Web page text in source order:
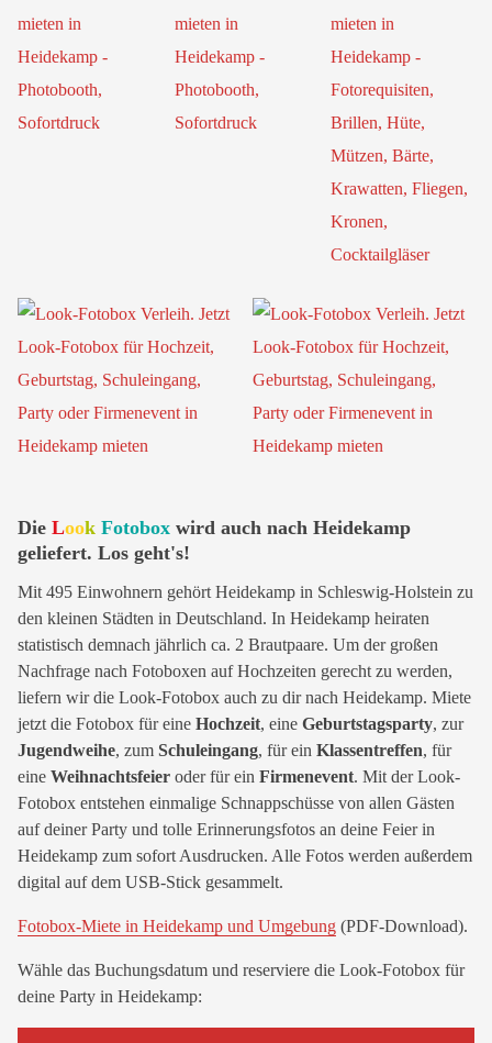
Die Look Fotobox wird auch nach Heidekamp
geliefert. Los geht's!
Mit 495 Einwohnern gehört Heidekamp in Schleswig-Holstein zu
den kleinen Städten in Deutschland. In Heidekamp heiraten
statistisch demnach jährlich ca. 2 Brautpaare. Um der großen
Nachfrage nach Fotoboxen auf Hochzeiten gerecht zu werden,
liefern wir die Look-Fotobox auch zu dir nach Heidekamp. Miete
jetzt die Fotobox für eine Hochzeit, eine Geburtstagsparty, zur
Jugendweihe, zum Schuleingang, für ein Klassentreffen, für
eine Weihnachtsfeier oder für ein Firmenevent. Mit der Look-
Fotobox entstehen einmalige Schnappschüsse von allen Gästen
auf deiner Party und tolle Erinnerungsfotos an deine Feier in
Heidekamp zum sofort Ausdrucken. Alle Fotos werden außerdem
digital auf dem USB-Stick gesammelt.
Fotobox-Miete in Heidekamp und Umgebung (PDF-Download).
Wähle das Buchungsdatum und reserviere die Look-Fotobox für
deine Party in Heidekamp: